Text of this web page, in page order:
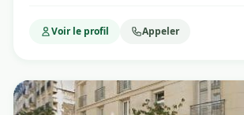
Voir le profil Appeler